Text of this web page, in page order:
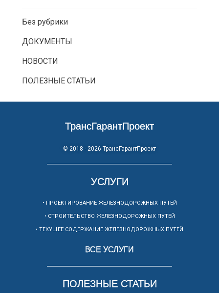
Без рубрики
ДОКУМЕНТЫ
НОВОСТИ
ПОЛЕЗНЫЕ СТАТЬИ
ТрансГарантПроект
© 2018 - 2026 ТрансГарантПроект
УСЛУГИ
• ПРОЕКТИРОВАНИЕ ЖЕЛЕЗНОДОРОЖНЫХ ПУТЕЙ
• СТРОИТЕЛЬСТВО ЖЕЛЕЗНОДОРОЖНЫХ ПУТЕЙ
• ТЕКУЩЕЕ СОДЕРЖАНИЕ ЖЕЛЕЗНОДОРОЖНЫХ ПУТЕЙ
ВСЕ УСЛУГИ
ПОЛЕЗНЫЕ СТАТЬИ